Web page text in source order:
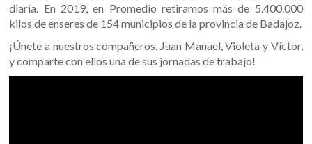
diaria. En 2019, en Promedio retiramos más de 5.400.000
kilos de enseres de 154 municipios de la provincia de Badajoz.
¡Únete a nuestros compañeros, Juan Manuel, Violeta y Víctor,
y comparte con ellos una de sus jornadas de trabajo!